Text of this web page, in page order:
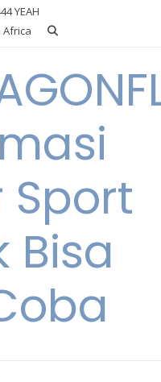
YEAH
Africa
Sport
Bisa